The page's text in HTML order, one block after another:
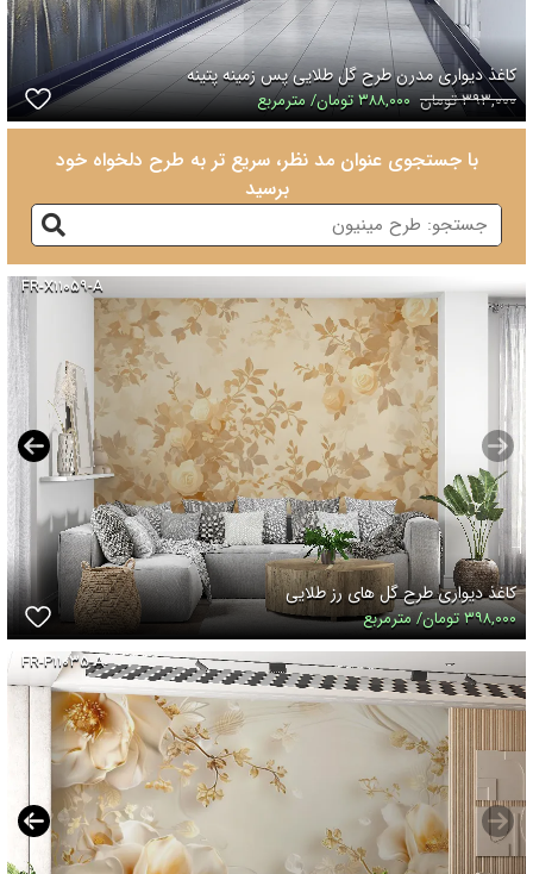
کاغذ دیواری مدرن طرح گل طلایی پس زمینه پتینه
۳۹۳,۰۰۰ تومان ۳۸۸,۰۰۰ تومان/ مترمربع
با جستجوی عنوان مد نظر، سریع تر به طرح دلخواه خود
برسید
FR-X۱۱۰۵۹-A
کاغذ دیواری طرح گل های رز طلایی
۳۹۸,۰۰۰ تومان/ مترمربع
FR-P۱۱۰۳۵-A